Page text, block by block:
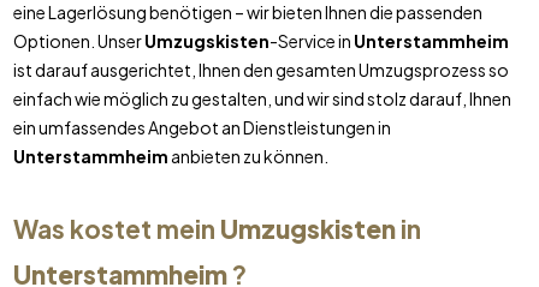
eine Lagerlösung benötigen – wir bieten Ihnen die passenden
Optionen. UnserUmzugskisten-Service in Unterstammheim
ist darauf ausgerichtet, Ihnen den gesamten Umzugsprozess so
einfach wie möglich zu gestalten, und wir sind stolz darauf, Ihnen
ein umfassendes Angebot an Dienstleistungen in
Unterstammheim anbieten zu können.
Was kostet mein Umzugskistenin
Unterstammheim?